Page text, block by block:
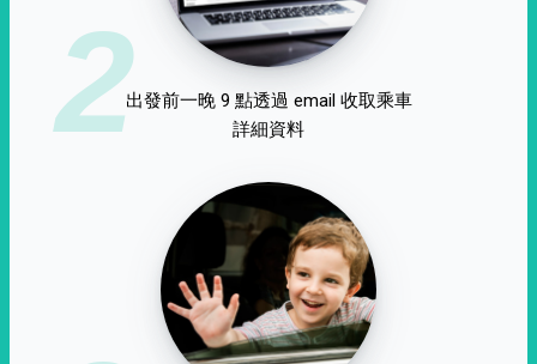
2出發前一晚 9 點透過 email 收取乘車
詳細資料